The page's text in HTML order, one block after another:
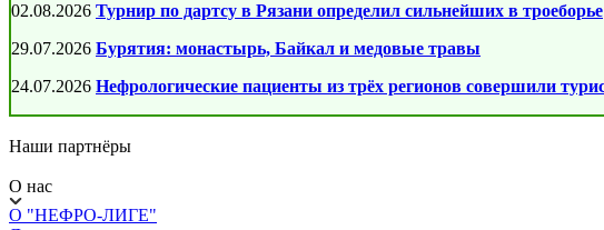
02.08.2026 Турнир по дартсу в Рязани определил сильнейших в троеборье
29.07.2026 Бурятия: монастырь, Байкал и медовые травы
24.07.2026 Нефрологические пациенты из трёх регионов совершили
Наши партнёры
О нас
О "НЕФРО-ЛИГЕ"